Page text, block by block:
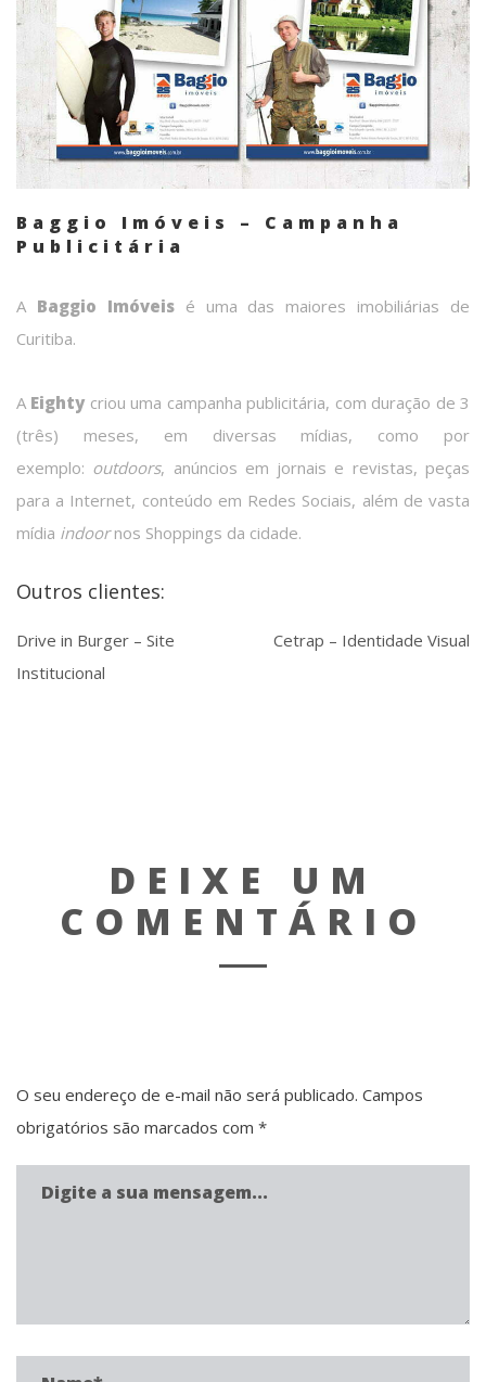
Baggio Imóveis – Campanha
Publicitária
A Baggio Imóveisé uma das maiores imobiliárias de
Curitiba.
A Eighty criou uma campanha publicitária, com duração de 3
(três) meses, em diversas mídias, como por
exemplo: outdoors, anúncios em jornais e revistas, peças
para a Internet, conteúdo em Redes Sociais, além de vasta
mídia indoornos Shoppings da cidade.
Outros clientes:
Drive in Burger – Site
Institucional
Cetrap – Identidade Visual
DEIXE UM
COMENTÁRIO
O seu endereço de e-mail não será publicado. Campos
obrigatórios são marcados com *